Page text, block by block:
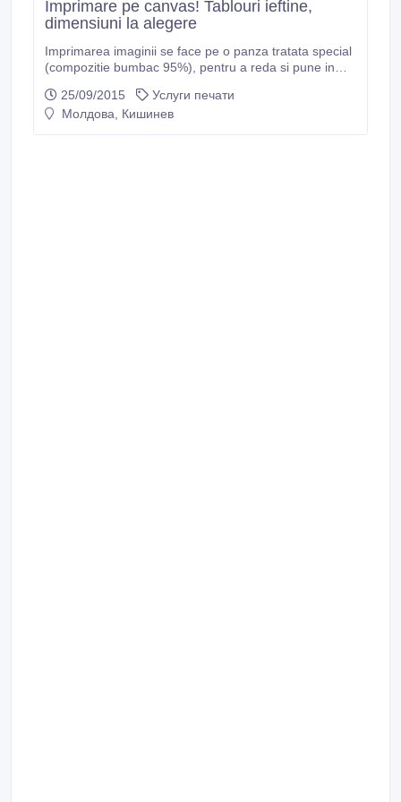
Imprimare pe canvas! Tablouri ieftine,
dimensiuni la alegere
Imprimarea imaginii se face pe o panza tratata special
(compozitie bumbac 95%), pentru a reda si pune in
un strat protector care contine un filtru UV, si care va
face ca panza sa nu se decoloreze in timp. In acelasi
25/09/2015
Услуги печати
Молдова, Кишинев